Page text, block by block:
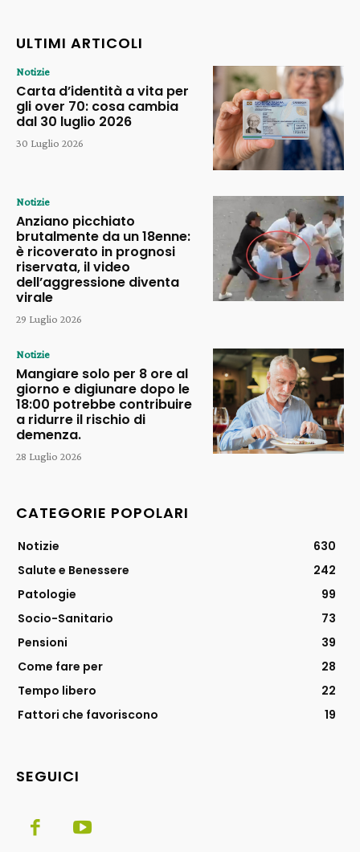
ULTIMI ARTICOLI
Notizie
Carta d’identità a vita per
gli over 70: cosa cambia
dal 30 luglio 2026
30 Luglio 2026
Notizie
Anziano picchiato
brutalmente da un 18enne:
è ricoverato in prognosi
riservata, il video
dell’aggressione diventa
virale
29 Luglio 2026
Notizie
Mangiare solo per 8 ore al
giorno e digiunare dopo le
18:00 potrebbe contribuire
a ridurre il rischio di
demenza.
28 Luglio 2026
CATEGORIE POPOLARI
Notizie
630
Salute e Benessere
242
Patologie
99
Socio-Sanitario
73
Pensioni
39
Come fare per
28
Tempo libero
22
Fattori che favoriscono
19
SEGUICI